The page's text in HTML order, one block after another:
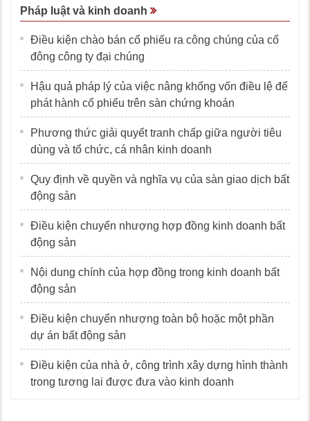
Pháp luật và kinh doanh
Điều kiện chào bán cổ phiếu ra công chúng của cổ
đông công ty đại chúng
Hậu quả pháp lý của việc nâng khống vốn điều lệ để
phát hành cổ phiếu trên sàn chứng khoán
Phương thức giải quyết tranh chấp giữa người tiêu
dùng và tổ chức, cá nhân kinh doanh
Quy định về quyền và nghĩa vụ của sàn giao dịch bất
động sản
Điều kiện chuyển nhượng hợp đồng kinh doanh bất
động sản
Nội dung chính của hợp đồng trong kinh doanh bất
động sản
Điều kiện chuyển nhượng toàn bộ hoặc một phần
dự án bất động sản
Điều kiện của nhà ở, công trình xây dựng hình thành
trong tương lai được đưa vào kinh doanh